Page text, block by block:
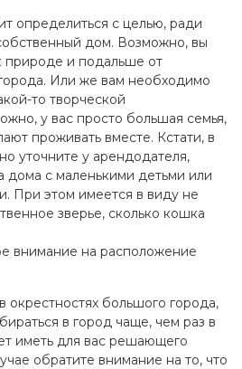
определиться с целью, ради
дом. Возможно, вы
природе и подальше от
Или же вам необходимо
то творческой
у вас просто большая семья,
проживать вместе. Кстати, в
уточните у арендодателя,
дома с маленькими детьми или
При этом имеется в виду не
зверье, сколько кошка
внимание на расположение
окрестностях большого города,
в город чаще, чем раз в
иметь для вас решающего
обратите внимание на то, что